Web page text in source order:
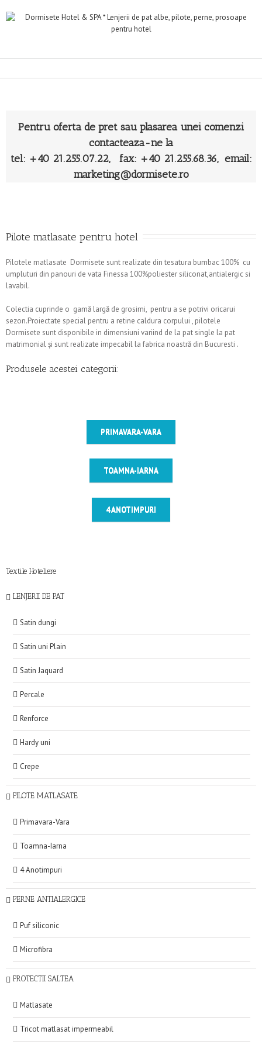
Pentru oferta de pret sau plasarea unei comenzi
contacteaza-ne la
tel: +40 21.255.07.22, fax: +40 21.255.68.36, email:
marketing@dormisete.ro
Pilote matlasate pentru hotel
Pilotele matlasate Dormisete sunt realizate din tesatura bumbac 100% cu
umpluturi din panouri de vata Finessa 100%poliester siliconat,antialergic si
lavabil.
Colectia cuprinde o gamă largă de grosimi, pentru a se potrivi oricarui
sezon.Proiectate special pentru a retine caldura corpului , pilotele
Dormisete sunt disponibile in dimensiuni variind de la pat single la pat
matrimonial și sunt realizate impecabil la fabrica noastră din Bucuresti .
Produsele acestei categorii:
PRIMAVARA-VARA
TOAMNA-IARNA
4 ANOTIMPURI
Textile Hoteliere
LENJERII DE PAT
Satin dungi
Satin uni Plain
Satin Jaquard
Percale
Renforce
Hardy uni
Crepe
PILOTE MATLASATE
Primavara-Vara
Toamna-Iarna
4 Anotimpuri
PERNE ANTIALERGICE
Puf siliconic
Microfibra
PROTECTII SALTEA
Matlasate
Tricot matlasat impermeabil